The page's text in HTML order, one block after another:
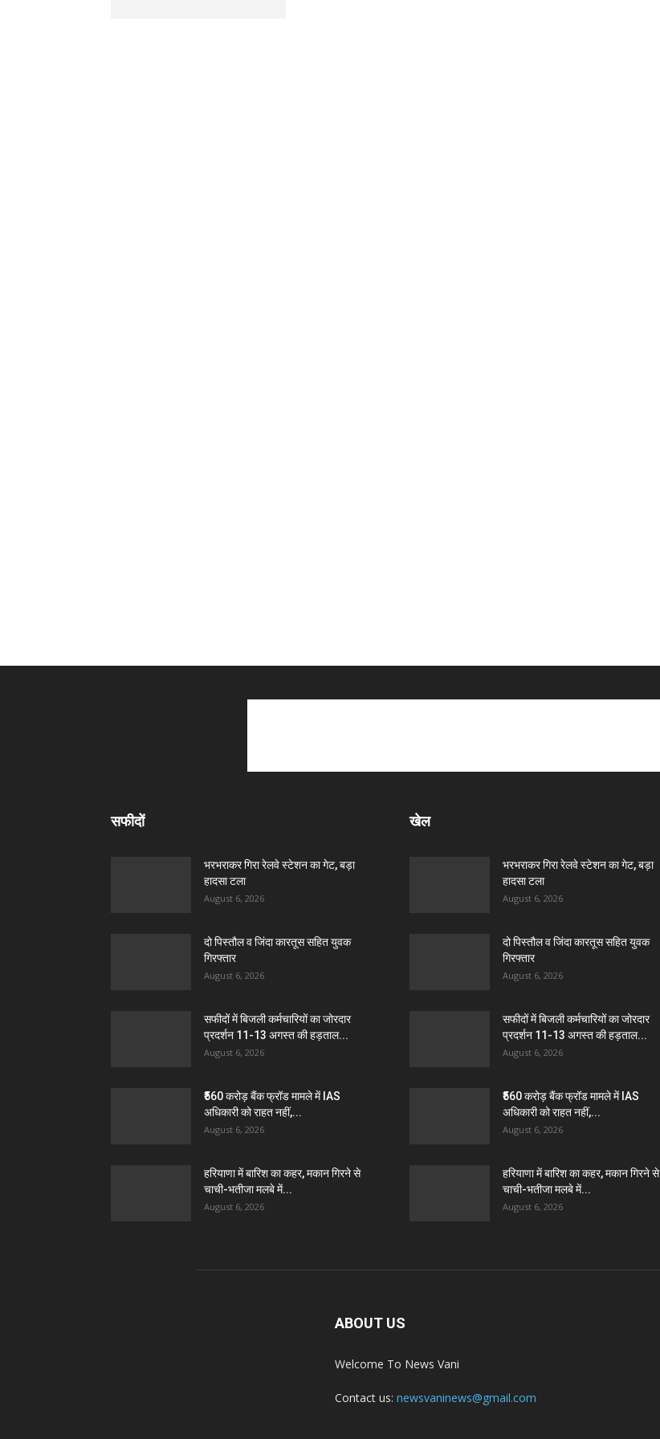
सफीदों
भरभराकर गिरा रेलवे स्टेशन का गेट, बड़ा
हादसा टला
August 6, 2026
दो पिस्तौल व जिंदा कारतूस सहित युवक
गिरफ्तार
August 6, 2026
सफीदों में बिजली कर्मचारियों का जोरदार
प्रदर्शन 11-13 अगस्त की हड़ताल...
August 6, 2026
₹560 करोड़ बैंक फ्रॉड मामले में IAS
अधिकारी को राहत नहीं,...
August 6, 2026
हरियाणा में बारिश का कहर, मकान गिरने से
चाची-भतीजा मलबे में...
August 6, 2026
खेल
भरभराकर गिरा रेलवे स्टेशन का गेट, बड़ा
हादसा टला
August 6, 2026
दो पिस्तौल व जिंदा कारतूस सहित युवक
गिरफ्तार
August 6, 2026
सफीदों में बिजली कर्मचारियों का जोरदार
प्रदर्शन 11-13 अगस्त की हड़ताल...
August 6, 2026
₹560 करोड़ बैंक फ्रॉड मामले में IAS
अधिकारी को राहत नहीं,...
August 6, 2026
हरियाणा में बारिश का कहर, मकान गिरने से
चाची-भतीजा मलबे में...
August 6, 2026
ABOUT US
Welcome To News Vani
Contact us: newsvaninews@gmail.com